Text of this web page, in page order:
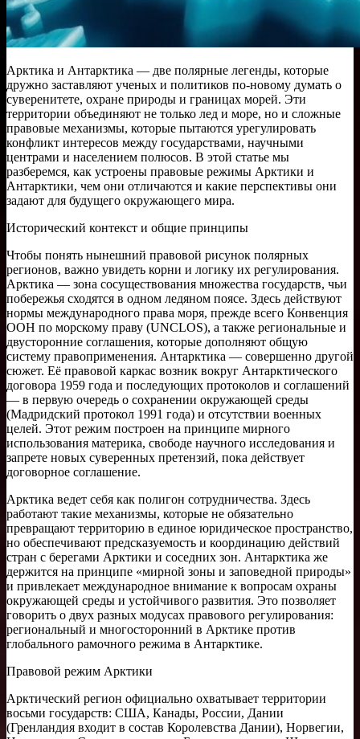
Арктика и Антарктика — две полярные легенды, которые
дружно заставляют ученых и политиков по-новому думать о
суверенитете, охране природы и границах морей. Эти
территории объединяют не только лед и море, но и сложные
правовые механизмы, которые пытаются урегулировать
конфликт интересов между государствами, научными
центрами и населением полюсов. В этой статье мы
разберемся, как устроены правовые режимы Арктики и
Антарктики, чем они отличаются и какие перспективы они
задают для будущего окружающего мира.
Исторический контекст и общие принципы
Чтобы понять нынешний правовой рисунок полярных
регионов, важно увидеть корни и логику их регулирования.
Арктика — зона сосуществования множества государств, чьи
побережья сходятся в одном ледяном поясе. Здесь действуют
нормы международного права моря, прежде всего Конвенция
ООН по морскому праву (UNCLOS), а также региональные и
двусторонние соглашения, которые дополняют общую
систему правоприменения. Антарктика — совершенно другой
сюжет. Её правовой каркас возник вокруг Антарктического
договора 1959 года и последующих протоколов и соглашений
— в первую очередь о сохранении окружающей среды
(Мадридский протокол 1991 года) и отсутствии военных
целей. Этот режим построен на принципе мирного
использования материка, свободе научного исследования и
запрете новых суверенных претензий, пока действует
договорное соглашение.
Арктика ведет себя как полигон сотрудничества. Здесь
работают такие механизмы, которые не обязательно
превращают территорию в единое юридическое пространство,
но обеспечивают предсказуемость и координацию действий
стран с берегами Арктики и соседних зон. Антарктика же
держится на принципе «мирной зоны и заповедной природы»
и привлекает международное внимание к вопросам охраны
окружающей среды и устойчивого развития. Это позволяет
говорить о двух разных модусах правового регулирования:
региональный и многосторонний в Арктике против
глобального рамочного режима в Антарктике.
Правовой режим Арктики
Арктический регион официально охватывает территории
восьми государств: США, Канады, России, Дании
(Гренландия входит в состав Королевства Дании), Норвегии,